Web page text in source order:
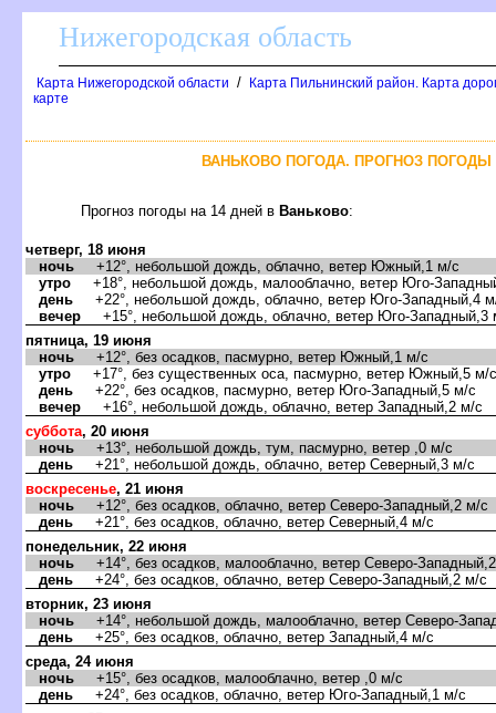
Нижегородская область
Карта Нижегородской области /
Карта Пильнинский район. Карта
карте
АНЬКОВО ПОГОДА. ПРОГНОЗ ПОГОДЫ
Прогноз погоды на 14 дней аньково:
четверг, 18 июня
ночь +12°, небольшой дождь, облачно, ветер Южный,1 м/с
утро +18°, небольшой дождь, малооблачно, ветер Юго-
день +22°, небольшой дождь, облачно, ветер Юго-Западный,4
ечер +15°, небольшой дождь, облачно, ветер Юго-Западный,3
пятница, 19 июня
ночь +12°, без осадков, пасмурно, ветер Южный,1 м/с
утро +17°, без существенных оса, пасмурно, ветер Южный,5 м/с
день +22°, без осадков, пасмурно, ветер Юго-Западный,5 м/с
ечер +16°, небольшой дождь, облачно, ветер Западный,2 м/с
суббота, 20 июня
ночь +13°, небольшой дождь, тум, пасмурно, ветер ,0 м/с
день +21°, небольшой дождь, облачно, ветер Северный,3 м/с
оскресенье, 21 июня
ночь +12°, без осадков, облачно, ветер Северо-Западный,2 м/с
день +21°, без осадков, облачно, ветер Северный,4 м/с
понедельник, 22 июня
ночь +14°, без осадков, малооблачно, ветер Северо-
день +24°, без осадков, облачно, ветер Северо-Западный,2 м/с
торник, 23 июня
ночь +14°, небольшой дождь, малооблачно, ветер Северо-
день +25°, без осадков, облачно, ветер Западный,4 м/с
среда, 24 июня
ночь +15°, без осадков, малооблачно, ветер ,0 м/с
день +24°, без осадков, облачно, ветер Юго-Западный,1 м/с